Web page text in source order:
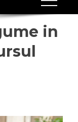
in